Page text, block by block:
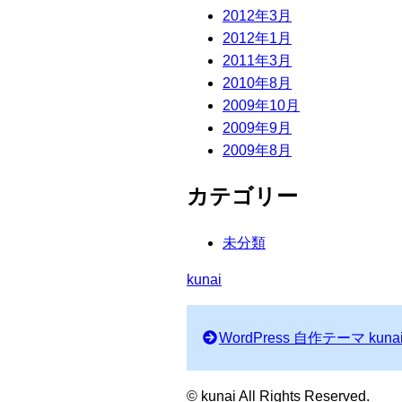
2012年3月
2012年1月
2011年3月
2010年8月
2009年10月
2009年9月
2009年8月
カテゴリー
未分類
kunai
WordPress 自作テーマ
© kunai All Rights Reserved.